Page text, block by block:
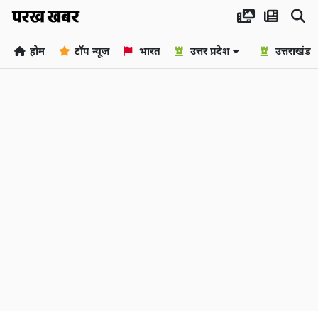
होम टॉप न्यूज भारत उत्तर प्रदेश उत्तराखंड